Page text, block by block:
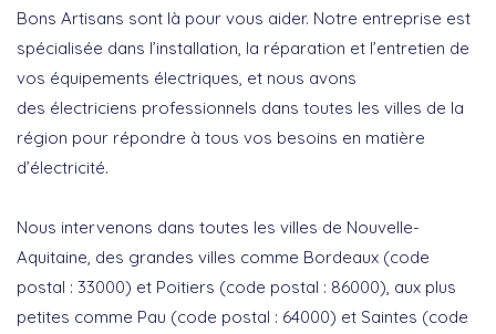
Bons Artisans sont là pour vous aider. Notre entreprise est
spécialisée dans l’installation, la réparation et l’entretien de
vos équipements électriques, et nous avons
des électriciens professionnels dans toutes les villes de la
région pour répondre à tous vos besoins en matière
d’électricité.
Nous intervenons dans toutes les villes de Nouvelle-
Aquitaine, des grandes villes comme Bordeaux (code
postal : 33000) et Poitiers (code postal : 86000), aux plus
petites comme Pau (code postal : 64000) et Saintes (code